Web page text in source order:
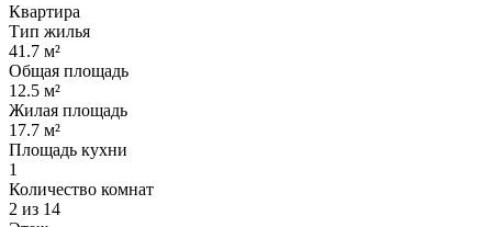
Квартира
Тип жилья
41.7 м²
Общая площадь
12.5 м²
Жилая площадь
17.7 м²
Площадь кухни
1
Количество комнат
2 из 14